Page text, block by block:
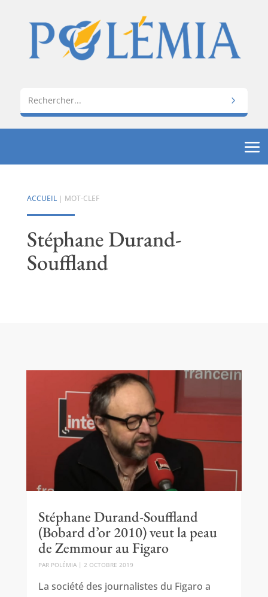
ACCUEIL| MOT-CLEF
Stéphane Durand-
Souffland
Stéphane Durand-Souffland
(Bobard d’or 2010) veut la peau
de Zemmour au Figaro
PAR POLÉMIA| 2 OCTOBRE 2019
La société des journalistes du Figaro a